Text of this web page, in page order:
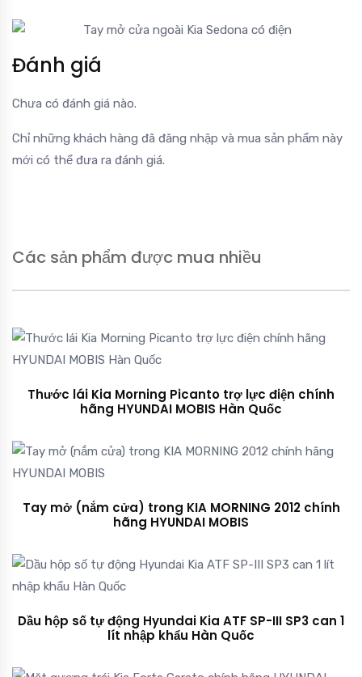
Đánh giá
Chưa có đánh giá nào.
Chỉ những khách hàng đã đăng nhập và mua sản phẩm này
mới có thể đưa ra đánh giá.
Các sản phẩm được mua nhiều
Thước lái Kia Morning Picanto trợ lực điện chính
hãng HYUNDAI MOBIS Hàn Quốc
Tay mở (nắm cửa) trong KIA MORNING 2012 chính
hãng HYUNDAI MOBIS
Dầu hộp số tự động Hyundai Kia ATF SP-III SP3 can 1
lít nhập khẩu Hàn Quốc